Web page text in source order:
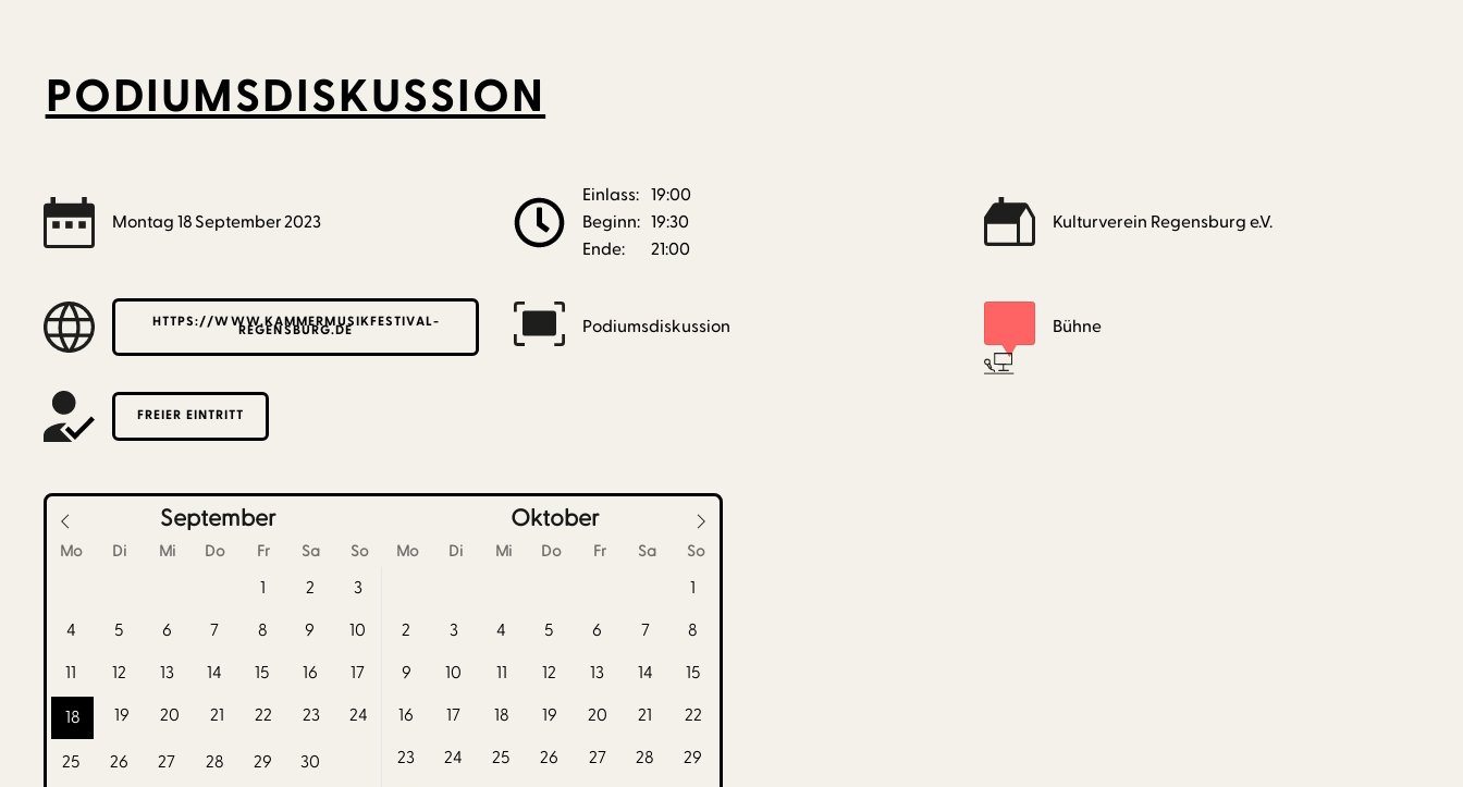
PODIUMSDISKUSSION
Montag 18 September2023
Einlass: 19:00
Beginn: 19:30
Ende:
21:00
Kulturverein Regensburg e.V.
HTTPS://WWW.KAMMERMUSIKFESTIVAL-
REGENSBURG.DE Podiumsdiskussion Bühne
FREIER EINTRITT
September Oktober
Mo Di Mi Do Fr Sa So Mo Di Mi Do Fr Sa So
1 2
3
4
5 6 7 8 9
10
11
12 13 14 15 16 17
18 19 20 21 22 23 24
25 26 27 28 29 30
1
2
3 4 5 6 7
8
9
10 11 12 13 14
15
16
17 18 19 20 21
22
23
24 25 26 27 28
29